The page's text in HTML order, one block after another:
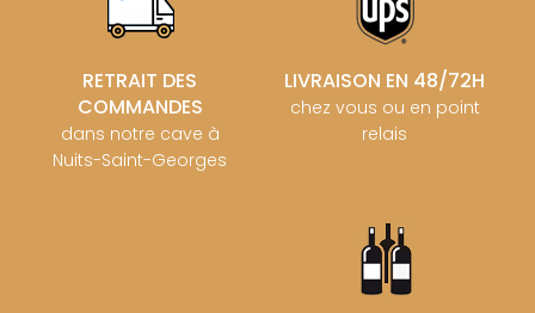
RETRAIT DES
COMMANDES
dans notre cave à
Nuits-Saint-Georges
LIVRAISON EN 48/72H
chez vous ou en point
relais